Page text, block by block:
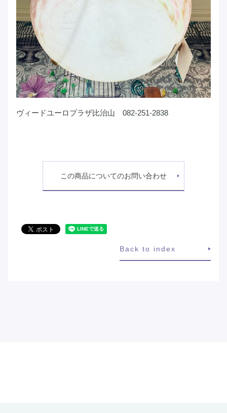
ヴィードユーロプラザ比治山 082-251-2838
この商品についてのお問い合わせ
Back to index